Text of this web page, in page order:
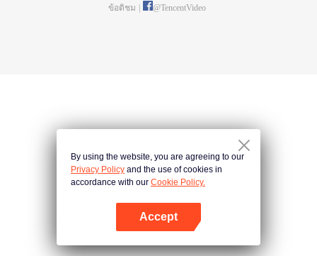
ข้อติชม
@TencentVideo
By using the website, you are agreeing to our
Privacy Policy and the use of cookies in
accordance with our Cookie Policy.
Accept